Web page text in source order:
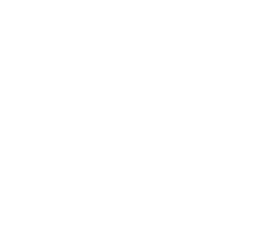
thấp nhằm
nắp sau –
được đặt
ở mặt
hơn khi thực
giúp tạo
hơn khi